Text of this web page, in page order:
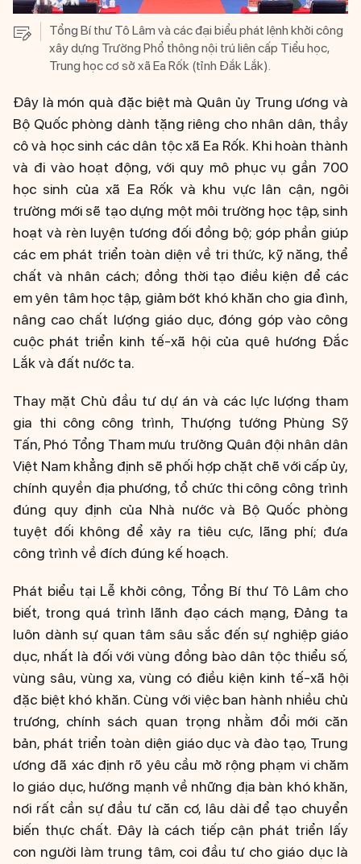
Tổng Bí thư Tô Lâm và các đại biểu phát lệnh khởi công
xây dựng Trường Phổ thông nội trú liên cấp Tiểu học,
Trung học cơ sở xã Ea Rốk (tỉnh Đắk Lắk).
Đây là món quà đặc biệt mà Quân ủy Trung ương và
Bộ Quốc phòng dành tặng riêng cho nhân dân, thầy
cô và học sinh các dân tộc xã Ea Rốk. Khi hoàn thành
và đi vào hoạt động, với quy mô phục vụ gần 700
học sinh của xã Ea Rốk và khu vực lân cận, ngôi
trường mới sẽ tạo dựng một môi trường học tập, sinh
hoạt và rèn luyện tương đối đồng bộ; góp phần giúp
các em phát triển toàn diện về tri thức, kỹ năng, thể
chất và nhân cách; đồng thời tạo điều kiện để các
em yên tâm học tập, giảm bớt khó khăn cho gia đình,
nâng cao chất lượng giáo dục, đóng góp vào công
cuộc phát triển kinh tế-xã hội của quê hương Đắc
Lắk và đất nước ta.
Thay mặt Chủ đầu tư dự án và các lực lượng tham
gia thi công công trình, Thượng tướng Phùng Sỹ
Tấn, Phó Tổng Tham mưu trưởng Quân đội nhân dân
Việt Nam khẳng định sẽ phối hợp chặt chẽ với cấp ủy,
chính quyền địa phương, tổ chức thi công công trình
đúng quy định của Nhà nước và Bộ Quốc phòng
tuyệt đối không để xảy ra tiêu cực, lãng phí; đưa
công trình về đích đúng kế hoạch.
Phát biểu tại Lễ khởi công, Tổng Bí thư Tô Lâm cho
biết, trong quá trình lãnh đạo cách mạng, Đảng ta
luôn dành sự quan tâm sâu sắc đến sự nghiệp giáo
dục, nhất là đối với vùng đồng bào dân tộc thiểu số,
vùng sâu, vùng xa, vùng có điều kiện kinh tế-xã hội
đặc biệt khó khăn. Cùng với việc ban hành nhiều chủ
trương, chính sách quan trọng nhằm đổi mới căn
bản, phát triển toàn diện giáo dục và đào tạo, Trung
ương đã xác định rõ yêu cầu mở rộng phạm vi chăm
lo giáo dục, hướng mạnh về những địa bàn khó khăn,
nơi rất cần sự đầu tư căn cơ, lâu dài để tạo chuyển
biến thực chất. Đây là cách tiếp cận phát triển lấy
con người làm trung tâm, coi đầu tư cho giáo dục là